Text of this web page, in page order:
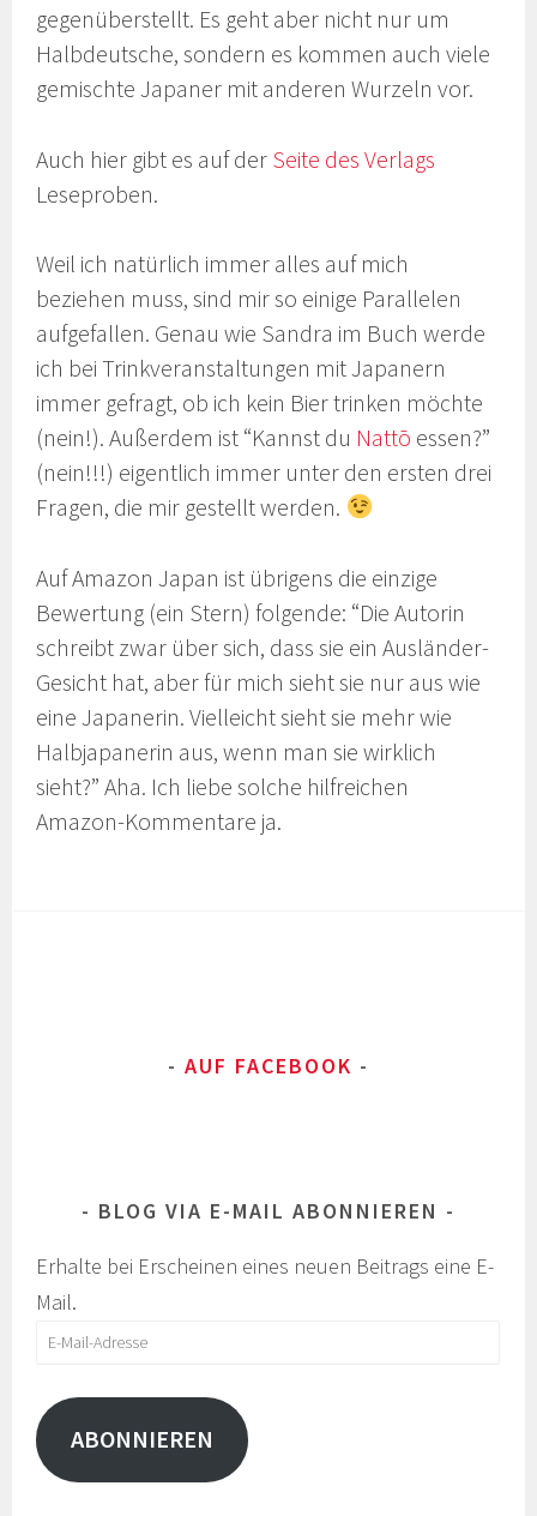
gegenüberstellt. Es geht aber nicht nur um
Halbdeutsche, sondern es kommen auch viele
gemischte Japaner mit anderen Wurzeln vor.
Auch hier gibt es auf der Seite des Verlags
Leseproben.
Weil ich natürlich immer alles auf mich
beziehen muss, sind mir so einige Parallelen
aufgefallen. Genau wie Sandra im Buch werde
ich bei Trinkveranstaltungen mit Japanern
immer gefragt, ob ich kein Bier trinken möchte
(nein!). Außerdem ist “Kannst du Nattō essen?”
(nein!!!) eigentlich immer unter den ersten drei
Fragen, die mir gestellt werden.
Auf Amazon Japan ist übrigens die einzige
Bewertung (ein Stern) folgende: “Die Autorin
schreibt zwar über sich, dass sie ein Ausländer-
Gesicht hat, aber für mich sieht sie nur aus wie
eine Japanerin. Vielleicht sieht sie mehr wie
Halbjapanerin aus, wenn man sie wirklich
sieht?” Aha. Ich liebe solche hilfreichen
Amazon-Kommentare ja.
AUF FACEBOOK
BLOG VIA E-MAIL ABONNIEREN
Erhalte bei Erscheinen eines neuen Beitrags eine E-
Mail.
E-
Adresse
ABONNIEREN